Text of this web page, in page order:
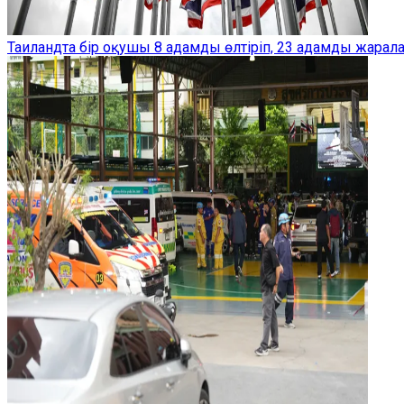
Таиландта бір оқушы 8 адамды өлтіріп, 23 адамды